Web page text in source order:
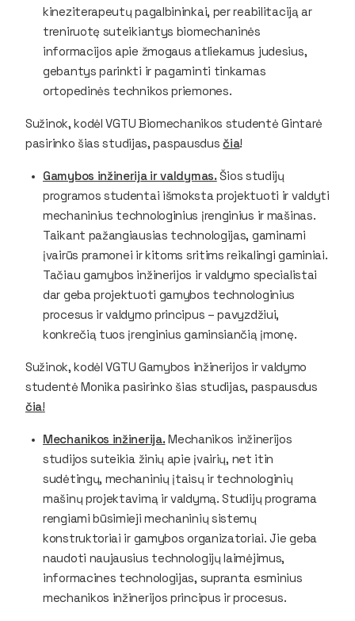
kineziterapeutų pagalbininkai, per reabilitaciją ar
treniruotę suteikiantys biomechaninės
informacijos apie žmogaus atliekamus judesius,
gebantys parinkti ir pagaminti tinkamas
ortopedinės technikos priemones.
Sužinok, kodėl VGTU Biomechanikos studentė Gintarė
pasirinko šias studijas, paspausdusčia!
Gamybos inžinerija ir valdymas.Šios studijų
programos studentai išmoksta projektuoti ir valdyti
mechaninius technologinius įrenginius ir mašinas.
Taikant pažangiausias technologijas, gaminami
įvairūs pramonei ir kitoms sritims reikalingi gaminiai.
Tačiau gamybos inžinerijos ir valdymo specialistai
dar geba projektuoti gamybos technologinius
procesus ir valdymo principus – pavyzdžiui,
konkrečią tuos įrenginius gaminsiančią įmonę.
Sužinok, kodėl VGTU Gamybos inžinerijos ir valdymo
studentė Monika pasirinko šias studijas, paspausdus
čia!
Mechanikos inžinerija.Mechanikos inžinerijos
studijos suteikia žinių apie įvairių, net itin
sudėtingų, mechaninių įtaisų ir technologinių
mašinų projektavimą ir valdymą. Studijų programa
rengiami būsimieji mechaninių sistemų
konstruktoriai ir gamybos organizatoriai. Jie geba
naudoti naujausius technologijų laimėjimus,
informacines technologijas, supranta esminius
mechanikos inžinerijos principus ir procesus.